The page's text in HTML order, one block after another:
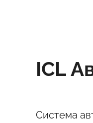
ICL
Система